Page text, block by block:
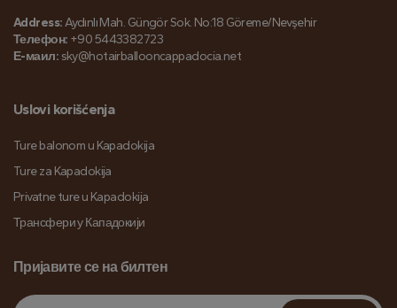
Address:Aydınlı Mah. Güngör Sok. No:18 Göreme/Nevşehir
Телефон: +90 5443382723
Е-маил: sky@hotairballooncappadocia.net
Uslovi korišćenja
Ture balonom u Kapadokija
Ture za Kapadokija
Privatne ture u Kapadokija
Трансфери у Кападокији
Пријавите се на билтен